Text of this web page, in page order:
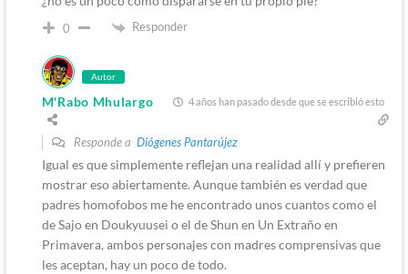
0 Responder
Autor
M'Rabo Mhulargo 4 años han pasado desde que se escribió esto
Responde a Diógenes Pantarújez
Igual es que simplemente reflejan una realidad allí y prefieren
mostrar eso abiertamente. Aunque también es verdad que
padres homofobos me he encontrado unos cuantos como el
de Sajo en Doukyuusei o el de Shun en Un Extraño en
Primavera, ambos personajes con madres comprensivas que
les aceptan, hay un poco de todo.